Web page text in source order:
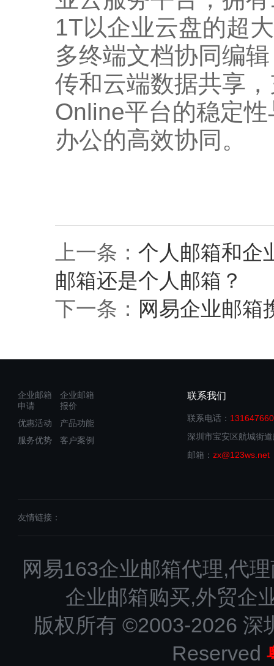
1T以企业云盘的超
多终端文档协同编
传和云端数据共享
Online平台的稳定
办公的高效协同。
上一条： 个人邮箱和企
邮箱还是个人邮箱？
下一条： 网易企业邮箱
企业邮箱
申请
企业邮箱
报价
优惠活动
产品功能
服务优势
客户案例
联系我们
联系电话：
深圳市宝安区航城街
邮箱： zx@123ws.net
友情链接：
网易163企业邮箱代理,代
企业邮箱购买,外贸企
版权所有 ©2003-2026 深
Reserved